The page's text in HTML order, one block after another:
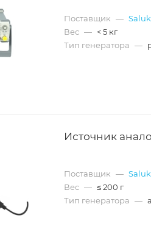
Поставщик —
Вес — < 5 кг
Тип генератора —
Источник
Поставщик —
Вес — ≤ 200 г
Тип генератора —